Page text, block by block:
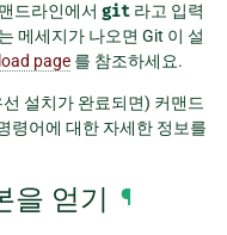
드라인에서 git 라고 입력
메세지가 나오면 Git 이 설
page 를 참조하세요.
설치가 완료되면) 커맨드
령어에 대한 자세한 정보를
을 얻기 ¶